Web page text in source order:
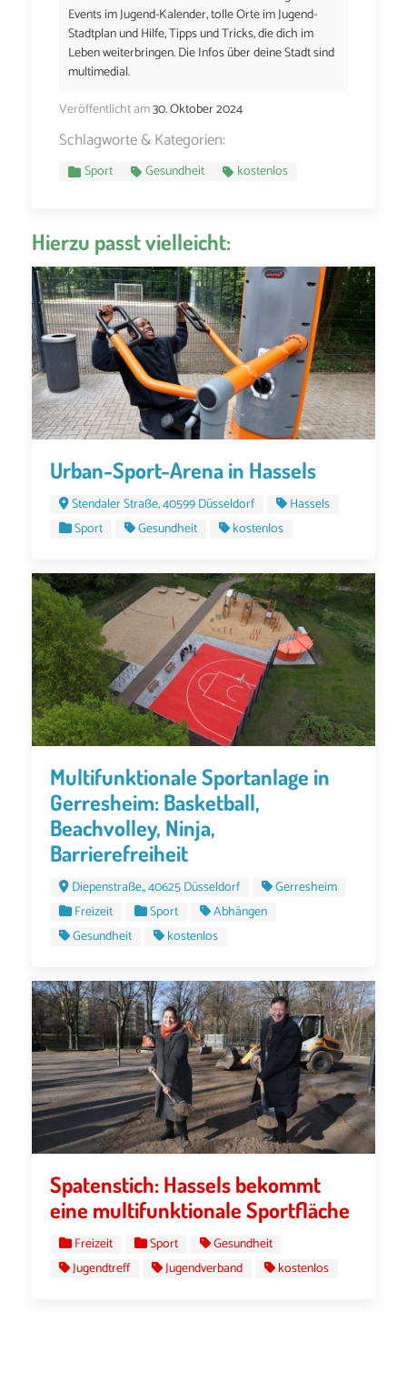
Events im Jugend-Kalender, tolle Orte im Jugend-
Stadtplan und Hilfe, Tipps und Tricks, die dich im
Leben weiterbringen. Die Infos über deine Stadt sind
multimedial.
Veröffentlicht am30. Oktober 2024
Schlagworte & Kategorien:
Sport Gesundheit kostenlos
Hierzu passt vielleicht:
Urban-Sport-Arena in Hassels
Stendaler Straße, 40599 Düsseldorf
Hassels
Sport
Gesundheit kostenlos
Multifunktionale Sportanlage in
Gerresheim: Basketball,
Beachvolley, Ninja,
Barrierefreiheit
Diepenstraße,, 40625 Düsseldorf
Gerresheim
Freizeit
Sport
Abhängen
Gesundheit
kostenlos
Spatenstich: Hassels bekommt
eine multifunktionale Sportfläche
Freizeit Sport
Gesundheit
Jugendtreff
Jugendverband kostenlos